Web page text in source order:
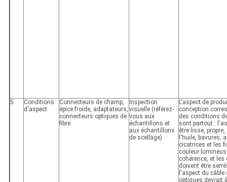
5
Conditions
d'aspect
Connecteurs de champ,
épice froide, adaptateurs,
connecteurs optiques de
fibre
Inspection
visuelle (référez-
vous aux
échantillons et
aux échantillons
de scellage)
L'aspect de
conception
des conditions
sont partout :
être lisse, propre,
l'huile, bavures,
cicatrices et les
couleur
cohérence, et
doivent être
l'aspect du câble
optiques devrait